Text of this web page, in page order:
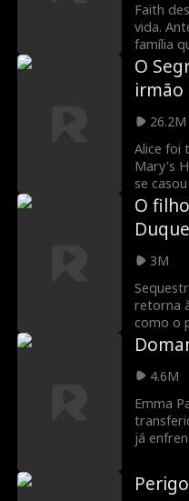
Faith
vida.
família
quando
que
ela mais
O
irmão
26.2M
Alice foi
Mary's
se
mas
James,
ser seu
James
sua
em
O
Duque
3M
retorna
como o
Mércia.
de
sua
para
4.6M
Emma
já
a